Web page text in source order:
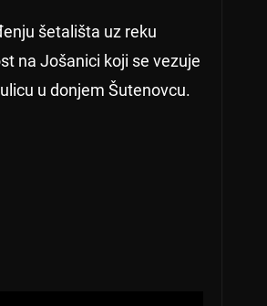
šetališta uz reku
na Jošanici koji se vezuje
u donjem Šutenovcu.